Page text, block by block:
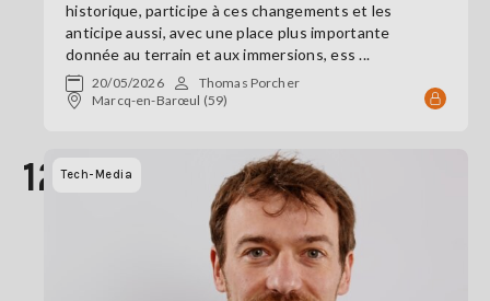
historique, participe à ces changements et les
anticipe aussi, avec une place plus importante
donnée au terrain et aux immersions, ess ...
20/05/2026
Thomas Porcher
Marcq-en-Barœul (59)
12Tech-Media